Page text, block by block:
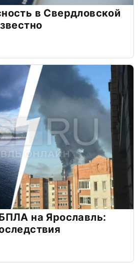
в Свердловской
на Ярославль: